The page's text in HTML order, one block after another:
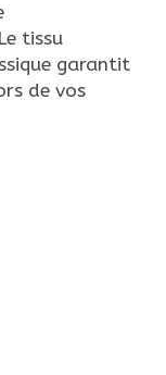
tissu
garantit
de vos